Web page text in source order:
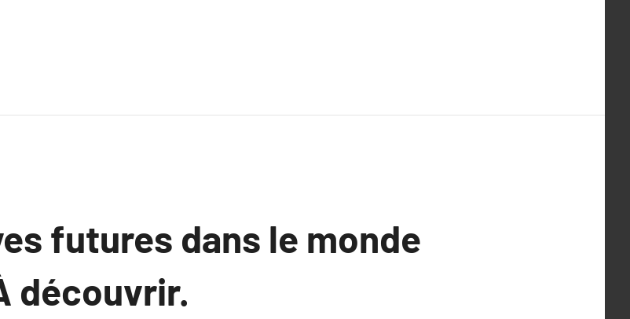
futures dans le monde
découvrir.